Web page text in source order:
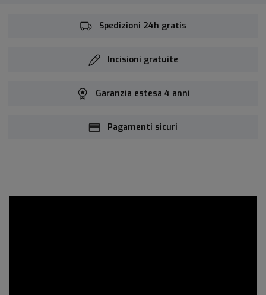
Spedizioni 24h gratis
Incisioni gratuite
Garanzia estesa 4 anni
Pagamenti sicuri